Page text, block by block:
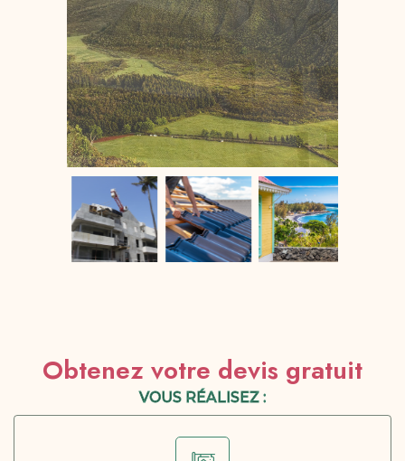
Obtenez votre devis gratuit
VOUS RÉALISEZ :